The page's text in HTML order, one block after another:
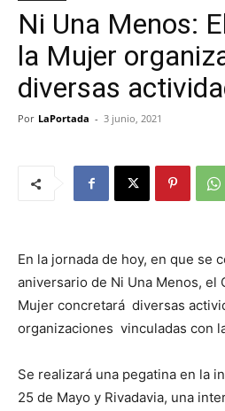
Ni Una Menos:
la Mujer
diversas
Por LaPortada - 3 junio, 2021
En la jornada de hoy, en que se
aniversario de Ni Una Menos, el
Mujer concretará diversas
organizaciones vinculadas con
Se realizará una pegatina en la
25 de Mayo y Rivadavia, una